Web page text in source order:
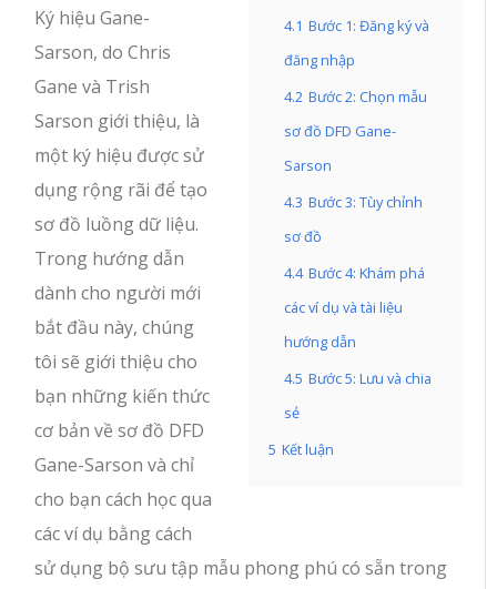
4.1 Bước 1: Đăng ký và
đăng nhập
4.2 Bước 2: Chọn mẫu
sơ đồ DFD Gane-
Sarson
4.3 Bước 3: Tùy chỉnh
sơ đồ
4.4 Bước 4: Khám phá
các ví dụ và tài liệu
hướng dẫn
4.5 Bước 5: Lưu và chia
sẻ
5 Kết luận
Ký hiệu Gane-
Sarson, do Chris
Gane và Trish
Sarson giới thiệu, là
một ký hiệu được sử
dụng rộng rãi để tạo
sơ đồ luồng dữ liệu.
Trong hướng dẫn
dành cho người mới
bắt đầu này, chúng
tôi sẽ giới thiệu cho
bạn những kiến thức
cơ bản về sơ đồ DFD
Gane-Sarson và chỉ
cho bạn cách học qua
các ví dụ bằng cách
sử dụng bộ sưu tập mẫu phong phú có sẵn trong